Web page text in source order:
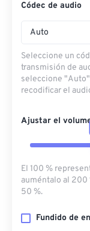
Códec de audio
Auto
Seleccione un
transmisión de
seleccione
recodificar el
Ajustar el
El 100 %
auméntalo al 200
50 %.
Fundido de